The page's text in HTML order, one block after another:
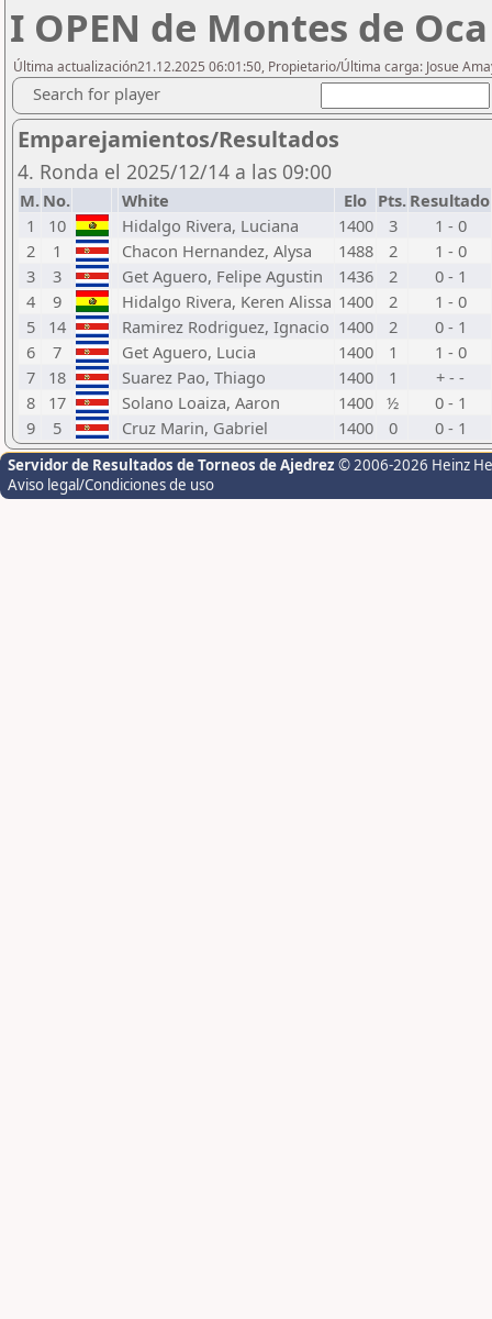
I OPEN de Montes de
Última actualización21.12.2025 06:01:50, Propietario/Última carga: Josue
Search for player
Emparejamientos/Resultados
4. Ronda el 2025/12/14 a las 09:00
M. No. White Elo Pts. Resultado
1
10 Hidalgo Rivera, Luciana 1400 3
1 - 0
2
1 Chacon Hernandez, Alysa 1488 2
1 - 0
3
3 Get Aguero, Felipe Agustin 1436 2
0 - 1
4
9 Hidalgo Rivera, Keren Alissa 1400 2
1 - 0
5
14 Ramirez Rodriguez, Ignacio 1400 2
0 - 1
6
7 Get Aguero, Lucia 1400 1
1 - 0
7
18 Suarez Pao, Thiago 1400 1
+ - -
8
17 Solano Loaiza, Aaron 1400 ½
0 - 1
9
5 Cruz Marin, Gabriel 1400 0 0 - 1
Servidor de Resultados de Torneos de Ajedrez © 2006-2026 Heinz
Aviso legal/Condiciones de uso